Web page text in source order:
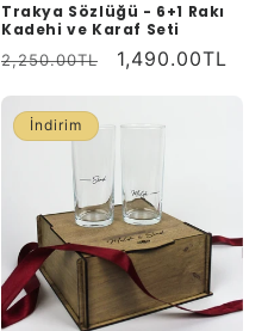
Trakya Sözlüğü - 6+1 Rakı
Kadehi ve Karaf Seti
Normal
2,250.00TL
İndirimli
1,490.00TL
İndirim